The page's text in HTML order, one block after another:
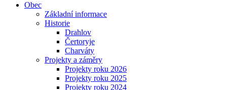
Obec
Základní informace
Historie
Drahlov
Čertoryje
Charváty
Projekty a záměry
Projekty roku 2026
Projekty roku 2025
Projekty roku 2024